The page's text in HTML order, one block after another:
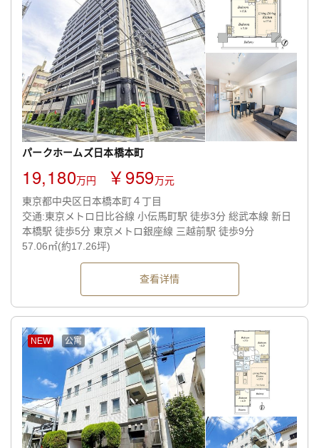
パークホームズ日本橋本町
19,180万円 ￥959万元
東京都中央区日本橋本町４丁目
交通:東京メトロ日比谷線 小伝馬町駅 徒歩3分 総武本線 新日
本橋駅 徒歩5分 東京メトロ銀座線 三越前駅 徒歩9分
57.06㎡(約17.26坪)
查看详情
NEW 公寓